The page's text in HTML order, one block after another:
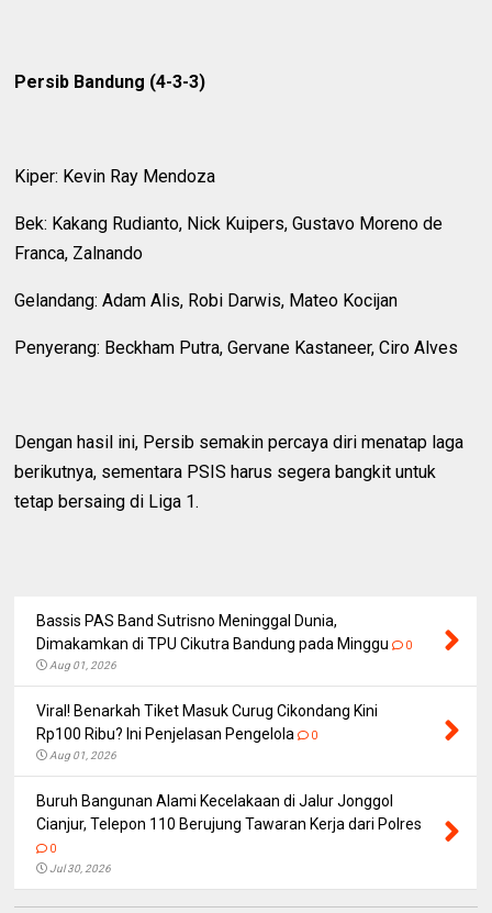
Persib Bandung (4-3-3)
Kiper: Kevin Ray Mendoza
Bek: Kakang Rudianto, Nick Kuipers, Gustavo Moreno de
Franca, Zalnando
Gelandang: Adam Alis, Robi Darwis, Mateo Kocijan
Penyerang: Beckham Putra, Gervane Kastaneer, Ciro Alves
Dengan hasil ini, Persib semakin percaya diri menatap laga
berikutnya, sementara PSIS harus segera bangkit untuk
tetap bersaing di Liga 1.
Bassis PAS Band Sutrisno Meninggal Dunia,
Dimakamkan di TPU Cikutra Bandung pada Minggu
0
Aug 01, 2026
Viral! Benarkah Tiket Masuk Curug Cikondang Kini
Rp100 Ribu? Ini Penjelasan Pengelola
0
Aug 01, 2026
Buruh Bangunan Alami Kecelakaan di Jalur Jonggol
Cianjur, Telepon 110 Berujung Tawaran Kerja dari Polres
0
Jul 30, 2026